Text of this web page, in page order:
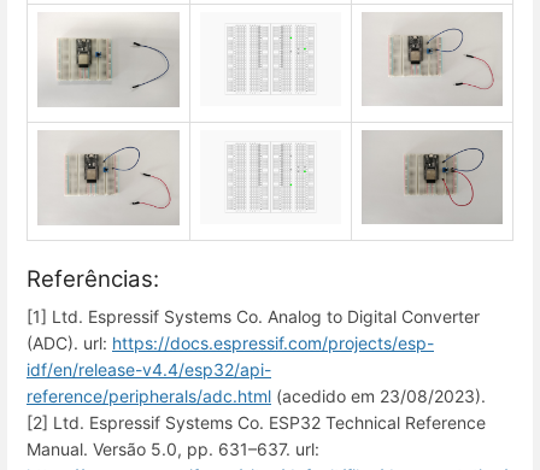
Referências:
[1] Ltd. Espressif Systems Co. Analog to Digital Converter
(ADC). url: https://docs.espressif.com/projects/esp-
idf/en/release-v4.4/esp32/api-
reference/peripherals/adc.html (acedido em 23/08/2023).
[2] Ltd. Espressif Systems Co. ESP32 Technical Reference
Manual. Versão 5.0, pp. 631–637. url: